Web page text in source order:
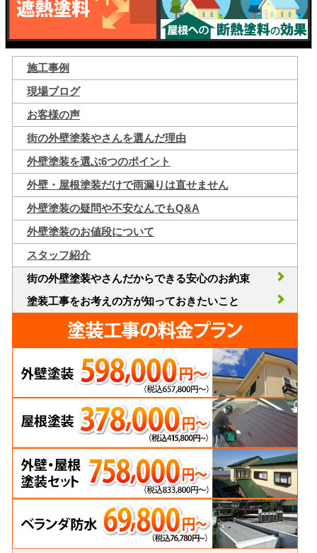
施工事例
現場ブログ
お客様の声
街の外壁塗装やさんを選んだ理由
外壁塗装を選ぶ6つのポイント
外壁・屋根塗装だけで雨漏りは直せません
外壁塗装の疑問や不安なんでもQ&A
外壁塗装のお値段について
スタッフ紹介
街の外壁塗装やさんだからできる安心のお約束
塗装工事をお考えの方が知っておきたいこと